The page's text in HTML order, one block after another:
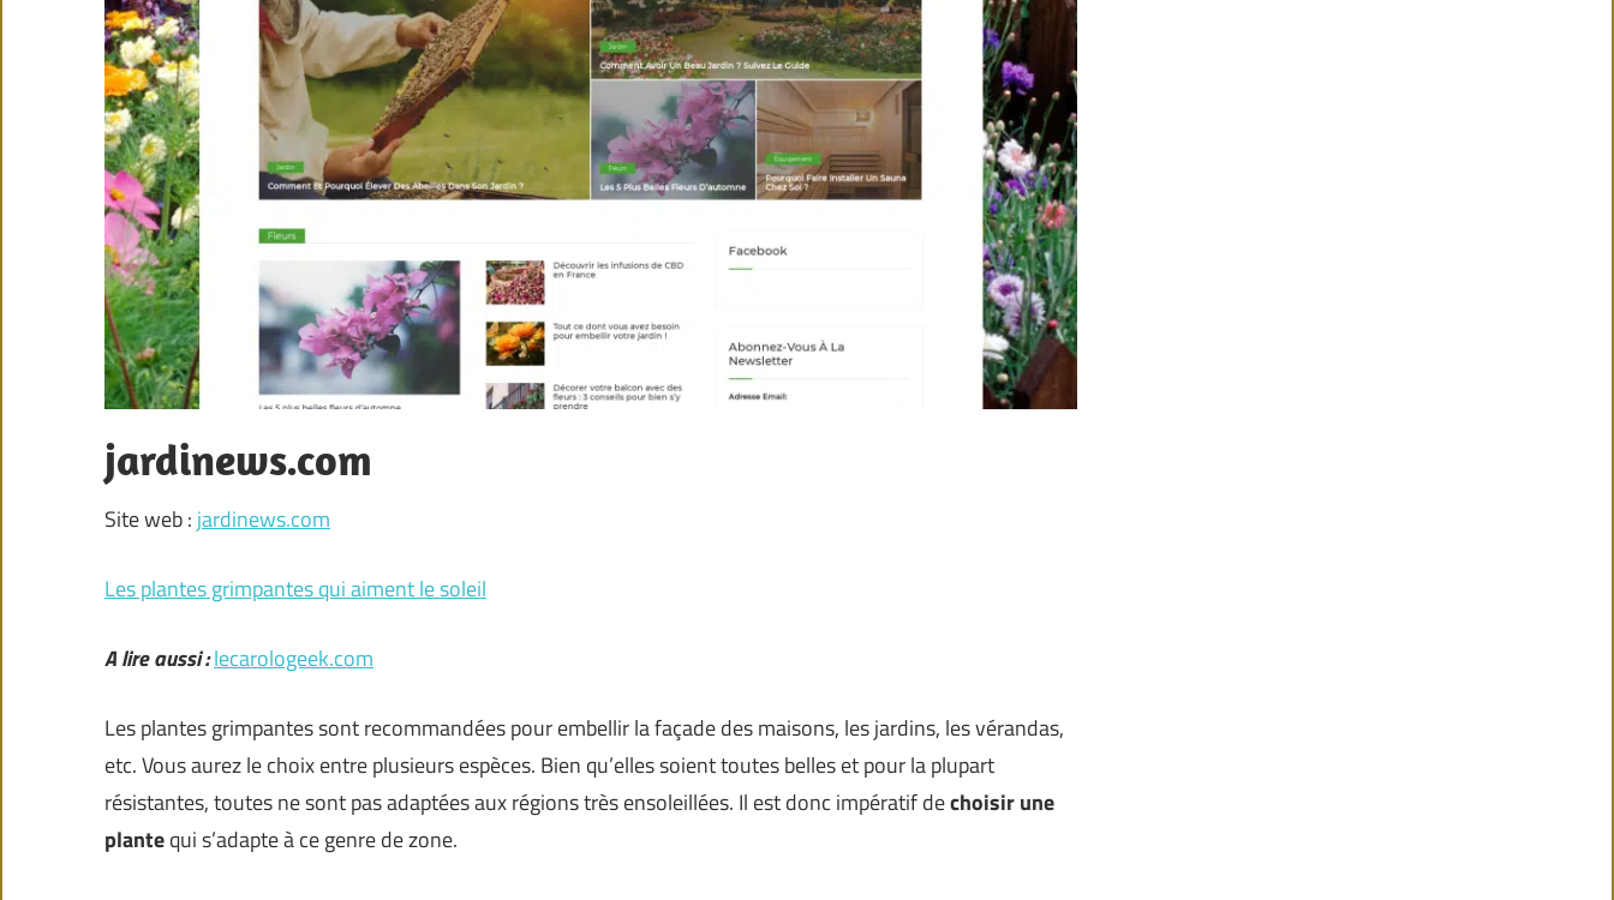
jardinews.com
Site web : jardinews.com
Les plantes grimpantes qui aiment le soleil
A lire aussi :lecarologeek.com
Les plantes grimpantes sont recommandées pour embellir la façade des maisons, les jardins, les vérandas,
etc. Vous aurez le choix entre plusieurs espèces. Bien qu’elles soient toutes belles et pour la plupart
résistantes, toutes ne sont pas adaptées aux régions très ensoleillées. Il est donc impératif dechoisir une
plantequi s’adapte à ce genre de zone.